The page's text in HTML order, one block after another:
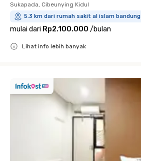
Sukapada, Cibeunying Kidul
5.3 km dari rumah sakit al islam bandung
mulai dari Rp2.100.000 /bulan
Lihat info lebih banyak